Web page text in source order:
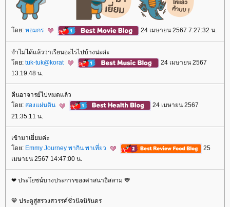
ดย: หอมกร 24 เมษายน 2567 7:27:32 น.
จำไม่ได้แล้วว่าเรียนอะไรไปบ้างน่ะค่ะ
ดย: tuk-tuk@korat
24 เมษายน 2567
13:19:48 น.
คืนอาจารย์ไปหมดแล้ว
ดย: สองแผ่นดิน
24 เมษายน 2567
21:35:11 น.
เข้ามาเยี่ยมค่ะ
ดย: Emmy Journey พากิน พาเที่ยว
25
เมษายน 2567 14:47:00 น.
❤ ประโยชน์บางประการของศาสนาอิสลาม 💙
💙 ประตูสู่สรวงสวรรค์ชั่วนิจนิรันดร